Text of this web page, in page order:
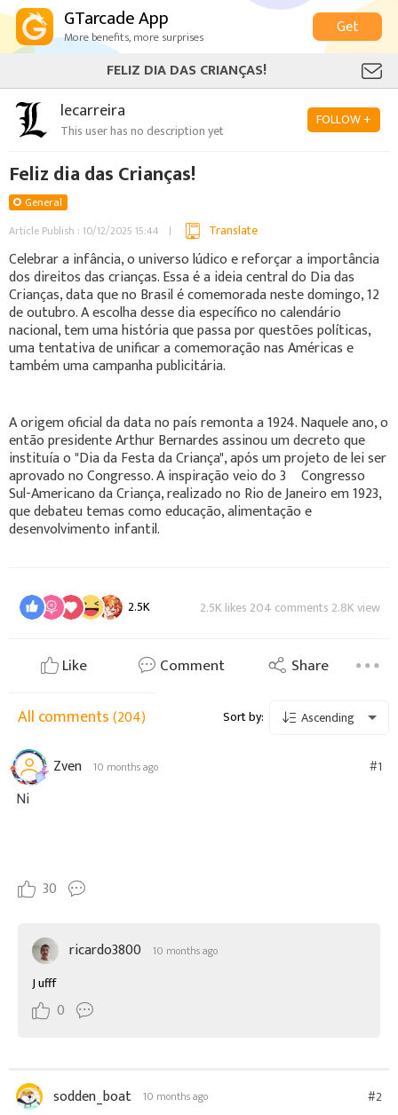
GTarcade App
More benefits, more surprises
Get
FELIZ DIA DAS CRIANÇAS!
lecarreira
This user has no description yet
FOLLOW +
Feliz dia das Crianças!
General
Article Publish : 10/12/2025 15:44
Translate
Celebrar a infância, o universo lúdico e reforçar a importância
dos direitos das crianças. Essa é a ideia central do Dia das
Crianças, data que no Brasil é comemorada neste domingo, 12
de outubro. A escolha desse dia específico no calendário
nacional, tem uma história que passa por questões políticas,
uma tentativa de unificar a comemoração nas Américas e
também uma campanha publicitária.
A origem oficial da data no país remonta a 1924. Naquele ano, o
então presidente Arthur Bernardes assinou um decreto que
instituía o "Dia da Festa da Criança", após um projeto de lei ser
aprovado no Congresso. A inspiração veio do 3º Congresso
Sul-Americano da Criança, realizado no Rio de Janeiro em 1923,
que debateu temas como educação, alimentação e
desenvolvimento infantil.
2.5K 2.5K likes 204 comments 2.8K view
Like Comment Share
All comments(204) Sort by: Ascending
Zven 10 months ago #1
Ni
30
ricardo3800 10 months ago
J ufff
0
sodden_boat 10 months ago #2